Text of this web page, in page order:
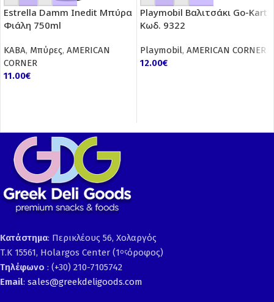
Estrella Damm Inedit Μπύρα
Φιάλη 750ml
ΚΑΒΑ, Μπύρες, AMERICAN
CORNER
11.00€
Playmobil Βαλιτσάκι Go-Kart
Κωδ. 9322
Playmobil, AMERICAN CORNER
12.00€
Κατάστημα: Περικλέους 56, Χολαργός
Τ.Κ 15561, Holargos Center (1οςόροφος)
Τηλέφωνο : (+30) 210-7105742
Email: sales@greekdeligoods.com